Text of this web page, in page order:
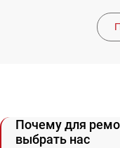
Почему для
выбрать нас